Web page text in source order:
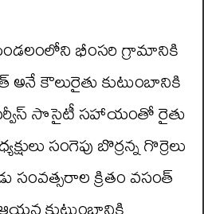
భీంసరి గ్రామానికి
అనే కౌలురైతు కుటుంబానికి
సొసైటీ సహాయంతో రైతు
సంగెపు బొర్రన్న గొర్రెలు
సంవత్సరాల క్రితం వసంత్